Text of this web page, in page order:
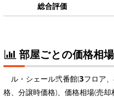
総合評価
部屋ごとの価格相場
ル・シェール弐番館(3フロア、
格、分譲時価格)、価格相場(売